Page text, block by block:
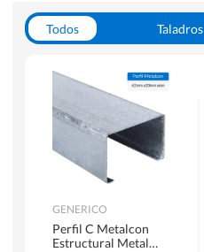
Todos Taladros
Herramientas Manuales
GENERICO
Perfil C Metalcon
Estructural Metal